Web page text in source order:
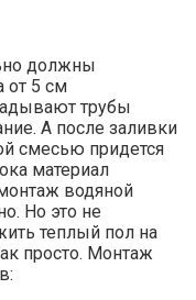
должны
от 5 см
трубы
А после заливки
смесью придется
материал
водяной
Но это не
теплый пол на
просто. Монтаж